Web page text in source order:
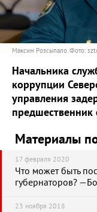
Максим Розсыпало. Фото:
Начальника
коррупции
управления
предшественник
Материалы
17 февраля 2020
Что может быть
губернаторов?
23 ноября 2018